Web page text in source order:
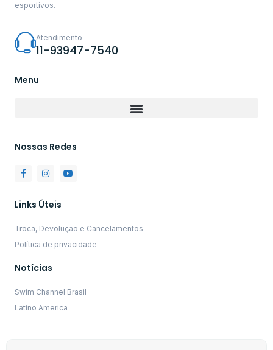
esportivos.
Atendimento
11-93947-7540
Menu
Nossas Redes
Links Úteis
Troca, Devolução e Cancelamentos
Política de privacidade
Notícias
Swim Channel Brasil
Latino America